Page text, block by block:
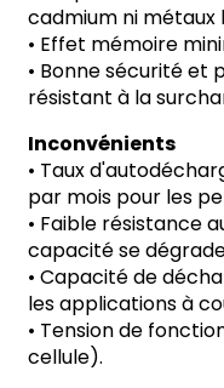
cadmium ni métaux
• Effet mémoire
• Bonne sécurité et
résistant à la
Inconvénients
• Taux
par mois pour les
• Faible résistance
capacité se
• Capacité de
les applications à
• Tension de
cellule).